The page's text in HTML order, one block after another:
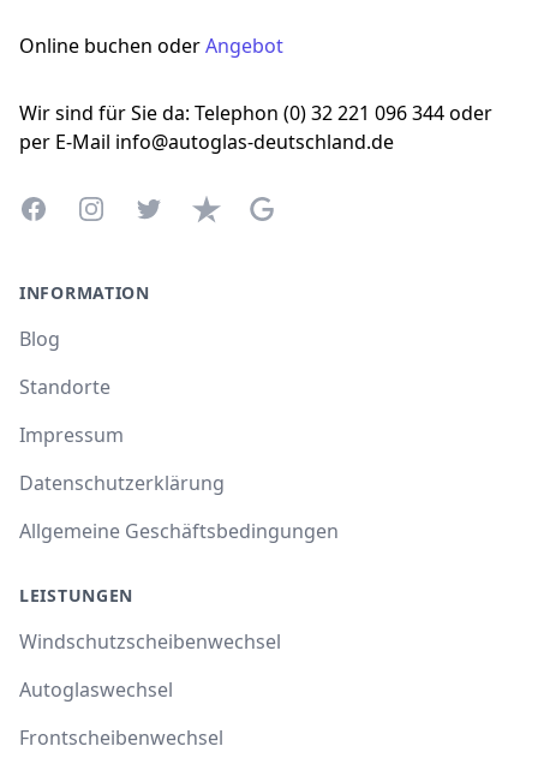
Online buchen oderAngebot
Wir sind für Sie da: Telephon (0) 32 221 096 344 oder
per E-Mail info@autoglas-deutschland.de
FacebookInstagramTwitterTrustpilotGoogle Business Profile
INFORMATION
Blog
Standorte
Impressum
Datenschutzerklärung
Allgemeine Geschäftsbedingungen
LEISTUNGEN
Windschutzscheibenwechsel
Autoglaswechsel
Frontscheibenwechsel